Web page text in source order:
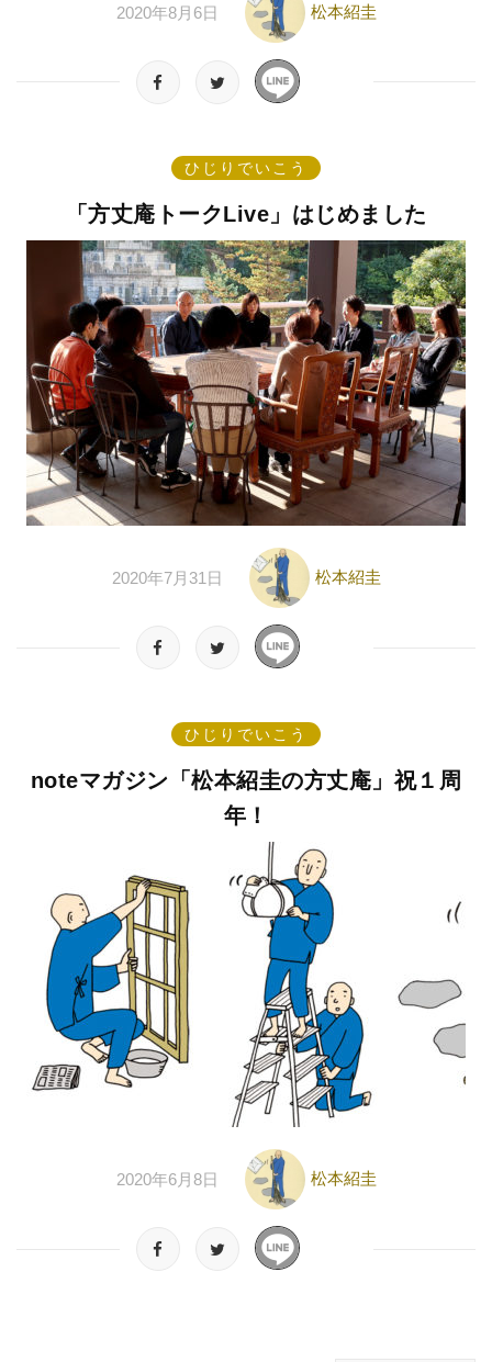
2020年8月6日 松本紹圭
ひじりでいこう
「方丈庵トークLive」はじめました
2020年7月31日 松本紹圭
ひじりでいこう
noteマガジン「松本紹圭の方丈庵」祝１周
年！
2020年6月8日 松本紹圭